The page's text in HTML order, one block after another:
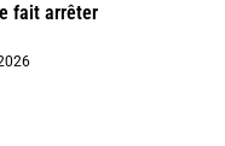
fait arrêter